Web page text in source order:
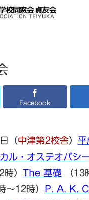
Facebook
（中津第2校舎） 平
ル・オステオパシ
） The 基礎 （13
～12時） P. A. K.